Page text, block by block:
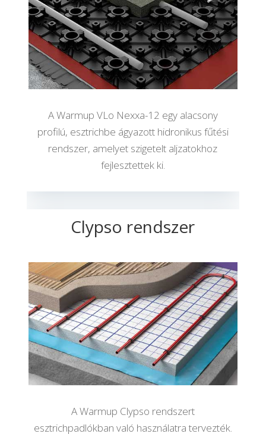
A Warmup VLo Nexxa-12 egy alacsony
profilú, esztrichbe ágyazott hidronikus fűtési
rendszer, amelyet szigetelt aljzatokhoz
fejlesztettek ki.
Clypso rendszer
A Warmup Clypso rendszert
esztrichpadlókban való használatra tervezték.